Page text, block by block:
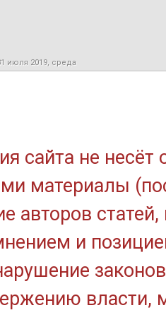
июля 2019, среда
сайта не
материалы
авторов
и
власти,